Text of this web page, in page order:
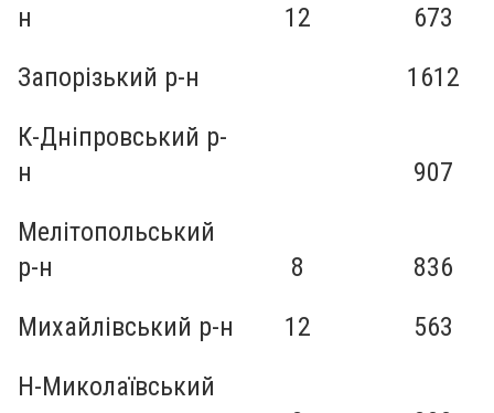
н
12
673
Запорізький р-н
1612
К-Дніпровський р-
н
907
Мелітопольський
р-н
8
836
Михайлівський р-н
12
563
Н-Миколаївський